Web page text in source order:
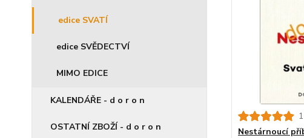
edice SVATÍ
edice SVĚDECTVÍ
MIMO EDICE
KALENDÁŘE - d o r o n
OSTATNÍ ZBOŽÍ - d o r o n
Nestárnoucí